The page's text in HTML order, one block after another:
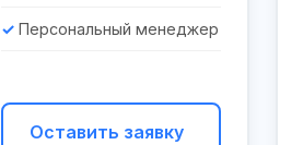
Персональный менеджер
Оставить заявку